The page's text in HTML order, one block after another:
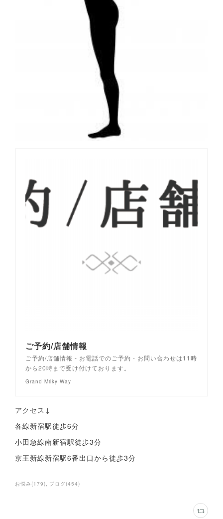
ご予約/店舗情報
ご予約/店舗情報 - お電話でのご予約・お問い合わせは11時
から20時まで受け付けております。
Grand Milky Way
アクセス↓
各線新宿駅徒歩6分
小田急線南新宿駅徒歩3分
京王新線新宿駅6番出口から徒歩3分
お悩み(179) ブログ(454)